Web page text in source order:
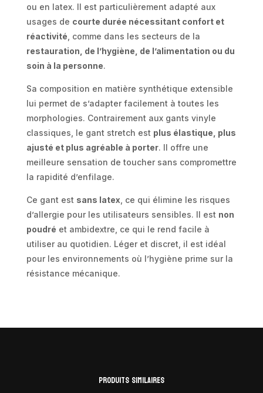
ou en latex. Il est particulièrement adapté aux
usages de courte durée nécessitant confort et
réactivité, comme dans les secteurs de la
restauration, de l’hygiène, de l’alimentation ou du
soin à la personne.
Sa composition en matière synthétique extensible
lui permet de s’adapter facilement à toutes les
morphologies. Contrairement aux gants vinyle
classiques, le gant stretch est plus élastique, plus
ajusté et plus agréable à porter. Il offre une
meilleure sensation de toucher sans compromettre
la rapidité d’enfilage.
Ce gant est sans latex, ce qui élimine les risques
d’allergie pour les utilisateurs sensibles. Il est non
poudré et ambidextre, ce qui le rend facile à
utiliser au quotidien. Léger et discret, il est idéal
pour les environnements où l’hygiène prime sur la
résistance mécanique.
Produits similaires